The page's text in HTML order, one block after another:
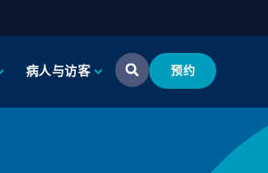
病人与访客 预约